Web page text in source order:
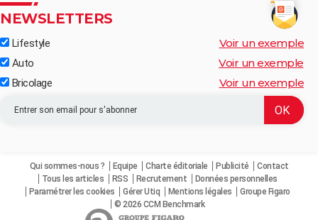
NEWSLETTERS
Lifestyle Voir un exemple
Auto Voir un exemple
Bricolage Voir un exemple
Qui sommes-nous ? Equipe Charte éditoriale Publicité
Contact
Tous les articles
RSS Recrutement
Données personnelles
Paramétrer les cookies
Gérer Utiq Mentions légales
Groupe Figaro
© 2026 CCM Benchmark